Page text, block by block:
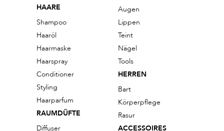
HAARE
Shampoo
Haaröl
Haarmaske
Haarspray
Conditioner
Styling
Haarparfum
RAUMDÜFTE
Diffuser
Augen
Lippen
Teint
Nägel
Tools
HERREN
Bart
Körperpflege
Rasur
ACCESSOIRES